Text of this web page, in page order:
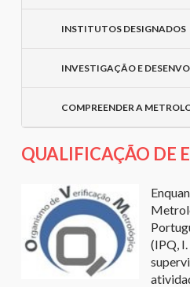
INSTITUTOS DESIGNADOS
INVESTIGAÇÃO E
COMPREENDER A
QUALIFICAÇÃO DE
(IPQ, I.